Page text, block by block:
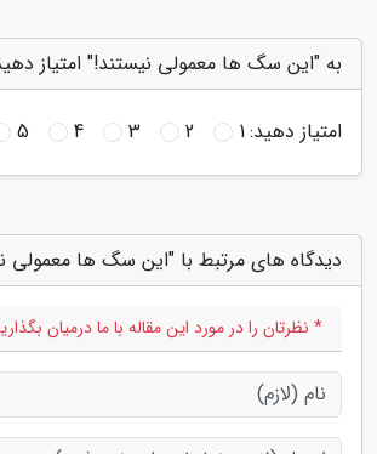
به "این سگ ها معمولی نیستند!" امتیاز
امتیاز دهید:1
2
3
4
5
دیدگاه های مرتبط با "این سگ ها معمولی
* نظرتان را در مورد این مقاله با ما درمیان